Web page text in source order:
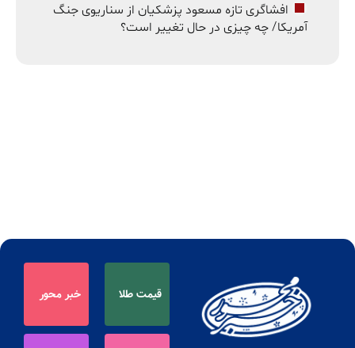
افشاگری تازه مسعود پزشکیان از سناریوی جنگ
آمریکا/ چه چیزی در حال تغییر است؟
قیمت طلا خبر محور